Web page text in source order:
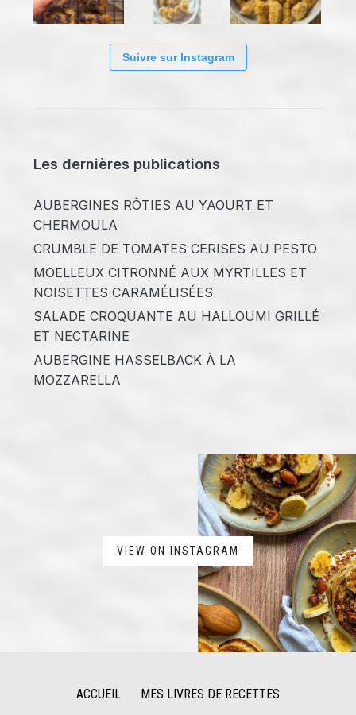
Suivre sur Instagram
Les dernières publications
AUBERGINES RÔTIES AU YAOURT ET
CHERMOULA
CRUMBLE DE TOMATES CERISES AU PESTO
MOELLEUX CITRONNÉ AUX MYRTILLES ET
NOISETTES CARAMÉLISÉES
SALADE CROQUANTE AU HALLOUMI GRILLÉ
ET NECTARINE
AUBERGINE HASSELBACK À LA
MOZZARELLA
VIEW ON INSTAGRAM
ACCUEIL MES LIVRES DE RECETTES